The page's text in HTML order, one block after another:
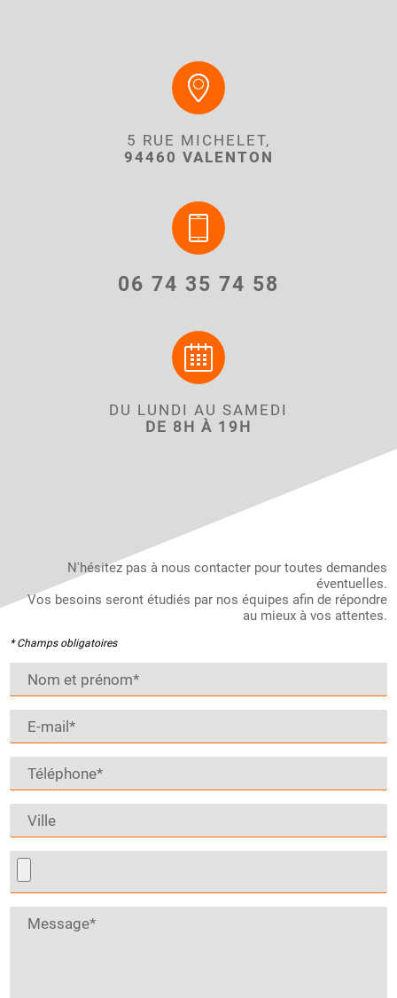
5 RUE MICHELET,
94460 VALENTON
06 74 35 74 58
DU LUNDI AU SAMEDI
DE 8H À 19H
N'hésitez pas à nous contacter pour toutes demandes
éventuelles.
Vos besoins seront étudiés par nos équipes afin de répondre
au mieux à vos attentes.
* Champs obligatoires
Nom et prénom*
E-mail*
Téléphone*
Ville
Message*